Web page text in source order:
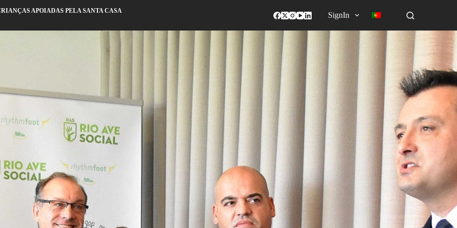
APOIADAS PELA SANTA CASA
SignIn